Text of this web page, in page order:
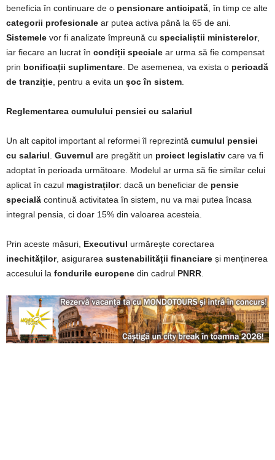
beneficia în continuare de o pensionare anticipată , în timp ce alte
categorii profesionale ar putea activa până la 65 de ani.
Sistemele vor fi analizate împreună cu specialiștii ministerelor,
iar fiecare an lucrat în condiții speciale ar urma să fie compensat
prin bonificații suplimentare . De asemenea, va exista o perioadă
de tranziție , pentru a evita un șoc în sistem
Reglementarea cumulului pensiei cu salariul
Un alt capitol important al reformei îl reprezintă cumulul pensiei
cu salariul Guvernul are pregătit un proiect legislativ care va fi
adoptat în perioada următoare. Modelul ar urma să fie similar celui
aplicat în cazul magistraților: dacă un beneficiar de pensie
specială continuă activitatea în sistem, nu va mai putea încasa
integral pensia, ci doar 15% din valoarea acesteia.
Prin aceste măsuri, Executivul urmărește corectarea
inechităților, asigurarea sustenabilității financiare și menținerea
accesului la fondurile europene din cadrul PNRR